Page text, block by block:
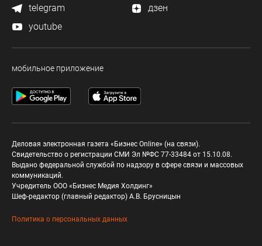
telegram
дзен
youtube
мобильное приложение
Деловая электронная газета «Бизнес Online» (на связи).
Свидетельство о регистрации СМИ Эл №ФС 77-33484 от 15.10.08.
Выдано федеральной службой по надзору в сфере связи и массовых
коммуникаций.
Учредитель ООО «Бизнес Медия Холдинг»
Шеф-редактор (главный редактор) А.В. Брусницын
Политика о персональных данных